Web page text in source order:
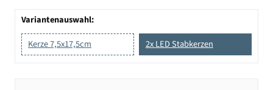
Variantenauswahl:
Kerze 7,5x17,5cm
2x LED Stabkerzen